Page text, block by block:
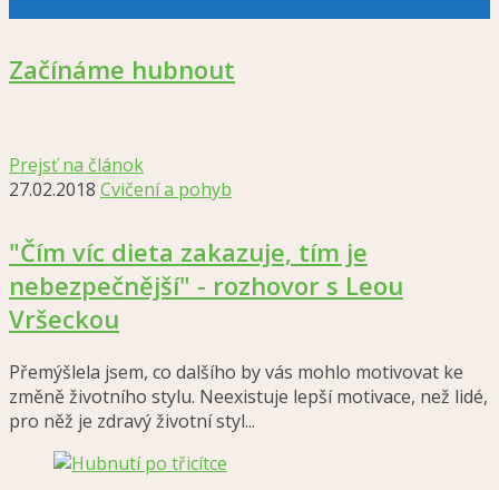
Začínáme hubnout
Prejsť na článok
27.02.2018 Cvičení a pohyb
"Čím víc dieta zakazuje, tím je
nebezpečnější" - rozhovor s Leou
Vršeckou
Přemýšlela jsem, co dalšího by vás mohlo motivovat ke
změně životního stylu. Neexistuje lepší motivace, než lidé,
pro něž je zdravý životní styl...